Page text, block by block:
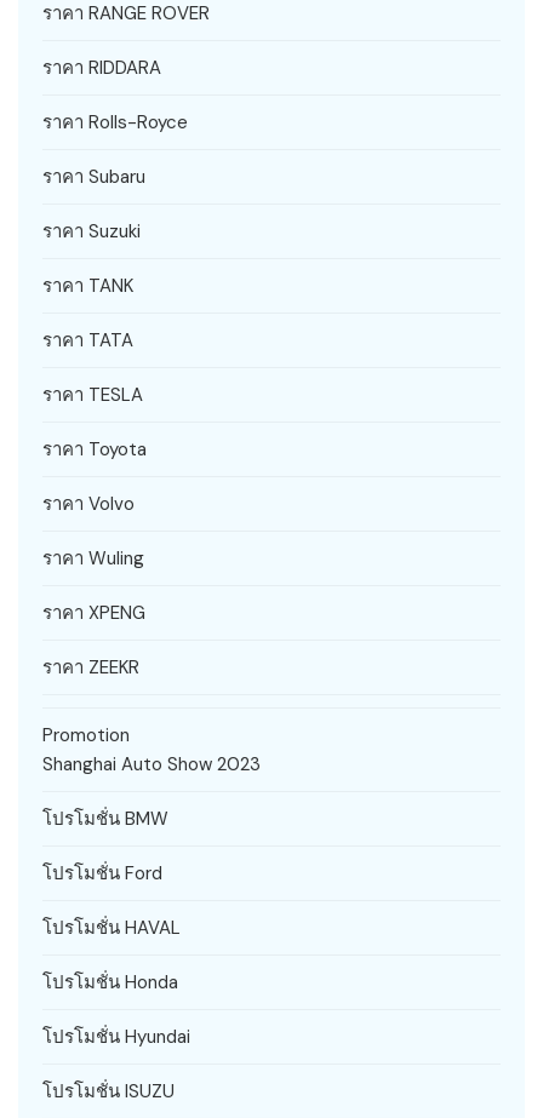
ราคา RANGE ROVER
ราคา RIDDARA
ราคา Rolls-Royce
ราคา Subaru
ราคา Suzuki
ราคา TANK
ราคา TATA
ราคา TESLA
ราคา Toyota
ราคา Volvo
ราคา Wuling
ราคา XPENG
ราคา ZEEKR
Promotion
Shanghai Auto Show 2023
โปรโมชั่น BMW
โปรโมชั่น Ford
โปรโมชั่น HAVAL
โปรโมชั่น Honda
โปรโมชั่น Hyundai
โปรโมชั่น ISUZU